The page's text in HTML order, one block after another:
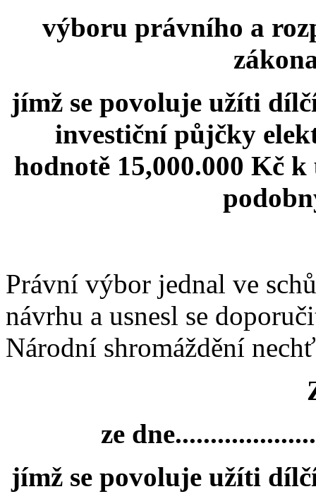
výboru právního a
jímž se povoluje užíti
investiční půjčky
hodnotě 15,000.000 Kč
Právní výbor jednal ve
návrhu a usnesl se
Národní shromáždění
ze
jímž se povoluje užíti